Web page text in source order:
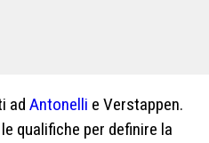
ad Antonelli e Verstappen.
qualifiche per definire la